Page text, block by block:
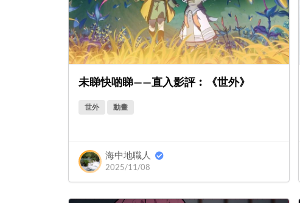
未睇快啲睇——直入影評︰《世外》
世外 動畫
海中地職人
2025/11/08